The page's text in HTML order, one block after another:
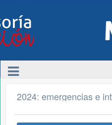
2024: emergencias e